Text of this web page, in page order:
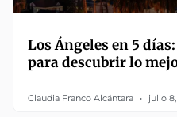
Los Ángeles en 5
para descubrir lo
Claudia Franco Alcántara julio